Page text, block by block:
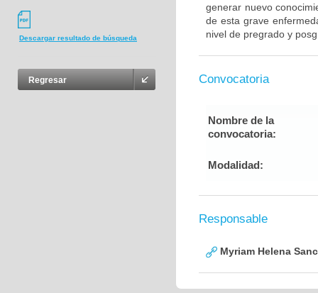
Descargar resultado de búsqueda
Regresar
generar nuevo
de esta grave
nivel de pregrado y
Convocatoria
Nombre de la
convocatoria:
Modalidad:
Responsable
Myriam Helena